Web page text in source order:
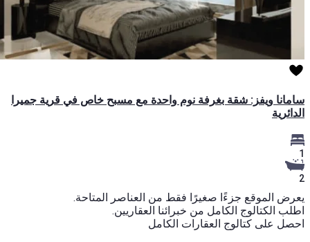
سامانا ويفز: شقة بغرفة نوم واحدة مع مسبح خاص في قرية جميرا
الدائرية
1
2
يعرض الموقع جزءًا صغيرًا فقط من العناصر المتاحة.
اطلب الكتالوج الكامل من خبرائنا العقاريين.
احصل على كتالوج العقارات الكامل